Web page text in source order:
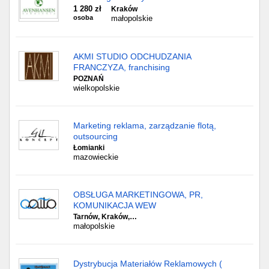
1 280 zł
osoba
Kraków
małopolskie
AKMI STUDIO ODCHUDZANIA
FRANCZYZA, franchising
POZNAŃ
wielkopolskie
Marketing reklama, zarządzanie flotą,
outsourcing
Łomianki
mazowieckie
OBSŁUGA MARKETINGOWA, PR,
KOMUNIKACJA WEW
Tarnów, Kraków,…
małopolskie
Dystrybucja Materiałów Reklamowych (